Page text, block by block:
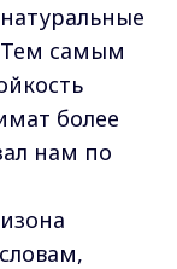
Тем самым
более
нам по